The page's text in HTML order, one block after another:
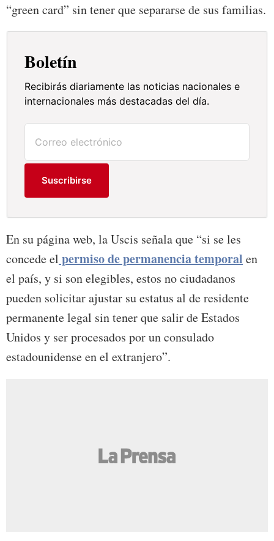
“green card” sin tener que separarse de sus familias.
Boletín
Recibirás diariamente las noticias nacionales e
internacionales más destacadas del día.
Suscribirse
En su página web, la Uscis señala que “si se les
concede el permiso de permanencia temporal en
el país, y si son elegibles, estos no ciudadanos
pueden solicitar ajustar su estatus al de residente
permanente legal sin tener que salir de Estados
Unidos y ser procesados por un consulado
estadounidense en el extranjero”.